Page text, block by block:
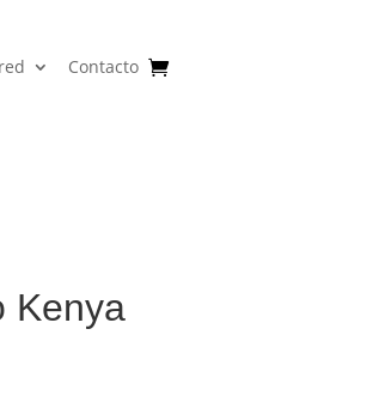
Contacto
Kenya